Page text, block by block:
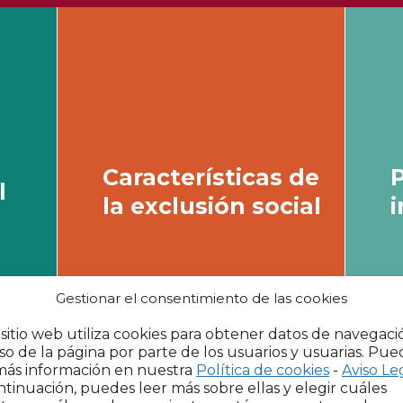
Gestionar el consentimiento de las cookies
web utiliza cookies para obtener datos de
de la página por parte de los usuarios y usuarias.
información en nuestra Política de cookies - Aviso
puedes leer más sobre ellas y elegir cuáles
dejamos un video
Características de
la exclusión social